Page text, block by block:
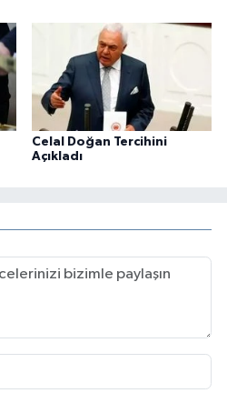
Celal Doğan Tercihini
Açıkladı